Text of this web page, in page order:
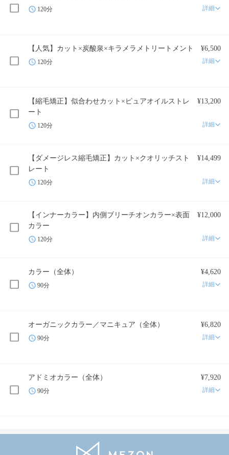
120分 詳細
【人気】カット×炭酸泉×キラメラメトリートメント ¥6,500
120分 詳細
【縮毛矯正】似合わせカット×ピュアオイルストレ
ート
¥13,200
120分 詳細
【ダメージレス縮毛矯正】カット×クオリッチスト
レート
¥14,499
120分 詳細
【インナーカラー】内側ブリーチオンカラー×表面
カラー
¥12,000
120分 詳細
カラー（全体） ¥4,620
90分 詳細
オーガニックカラー／マニキュア（全体） ¥6,820
90分 詳細
アドミオカラー（全体） ¥7,920
90分 詳細